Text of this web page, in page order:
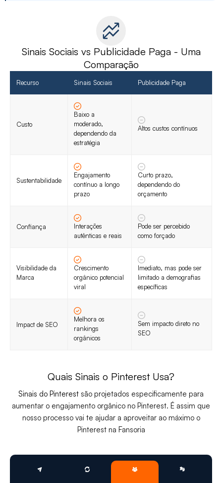
Sinais Sociais vs Publicidade Paga - Uma
Comparação
Recurso Sinais Sociais Publicidade Paga
Custo
Baixo a
moderado,
dependendo da
estratégia
Altos custos contínuos
Sustentabilidade
Engajamento
contínuo a longo
prazo
Curto prazo,
dependendo do
orçamento
Confiança
Interações
autênticas e reais
Pode ser percebido
como forçado
Visibilidade da
Marca
Crescimento
orgânico potencial
viral
Imediato, mas pode ser
limitado a demografias
específicas
Impact de SEO
Melhora os
rankings
orgânicos
Sem impacto direto no
SEO
Quais Sinais o Pinterest Usa?
Sinais do Pinterest são projetados especificamente para
aumentar o engajamento orgânico no Pinterest. É assim que
nosso processo vai te ajudar a aproveitar ao máximo o
Pinterest na Fansoria